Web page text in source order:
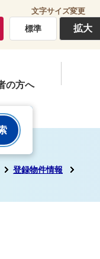
文字サイズ変更
標準 拡大
の方へ
登録物件情報